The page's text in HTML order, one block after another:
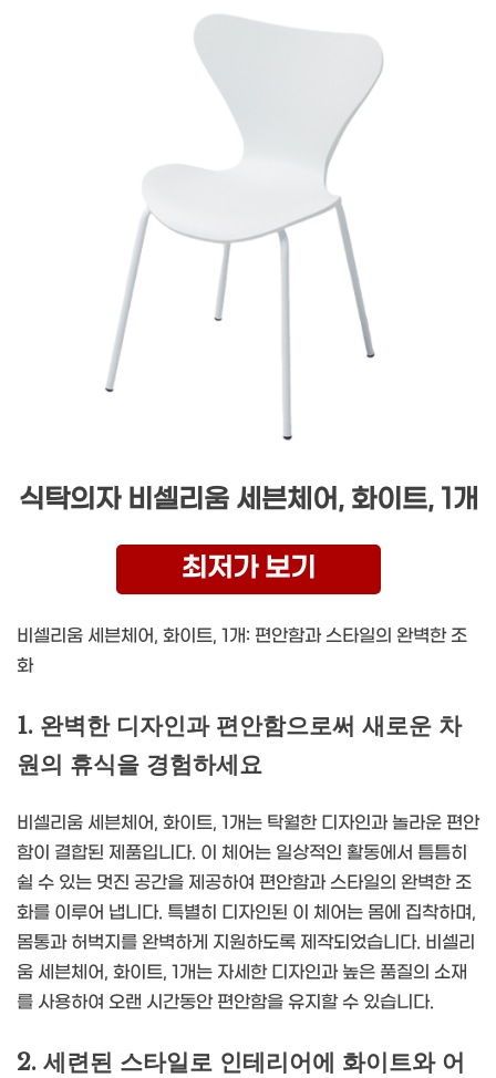
식탁의자 비셀리움 세븐체어, 화이트, 1개
최저가 보기
비셀리움 세븐체어, 화이트, 1개: 편안함과 스타일의 완벽한 조
화
1. 완벽한 디자인과 편안함으로써 새로운 차
원의 휴식을 경험하세요
비셀리움 세븐체어, 화이트, 1개는 탁월한 디자인과 놀라운 편안
함이 결합된 제품입니다. 이 체어는 일상적인 활동에서 틈틈히
쉴 수 있는 멋진 공간을 제공하여 편안함과 스타일의 완벽한 조
화를 이루어 냅니다. 특별히 디자인된 이 체어는 몸에 집착하며,
몸통과 허벅지를 완벽하게 지원하도록 제작되었습니다. 비셀리
움 세븐체어, 화이트, 1개는 자세한 디자인과 높은 품질의 소재
를 사용하여 오랜 시간동안 편안함을 유지할 수 있습니다.
2. 세련된 스타일로 인테리어에 화이트와 어